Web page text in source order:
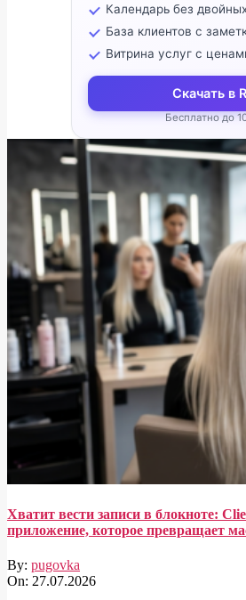
Календарь без
База клиентов с
Витрина услуг с
Скачать в
Бесплатно до
Хватит вести записи в блокноте:
приложение, которое превращает
By: pugovka
On: 27.07.2026